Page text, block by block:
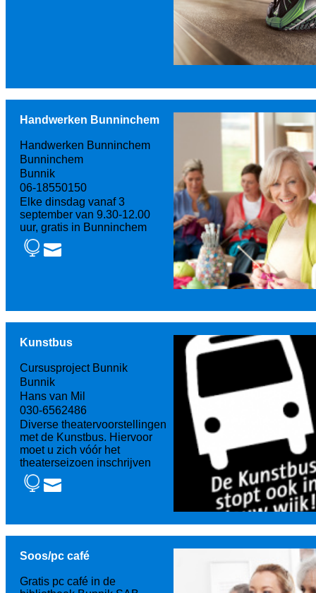
Handwerken Bunninchem
Handwerken Bunninchem
Bunninchem
Bunnik
06-18550150
Elke dinsdag vanaf 3
september van 9.30-12.00
uur, gratis in Bunninchem
Kunstbus
Cursusproject Bunnik
Bunnik
Hans van Mil
030-6562486
Diverse theatervoorstellingen
met de Kunstbus. Hiervoor
moet u zich vóór het
theaterseizoen inschrijven
Soos/pc café
Gratis pc café in de